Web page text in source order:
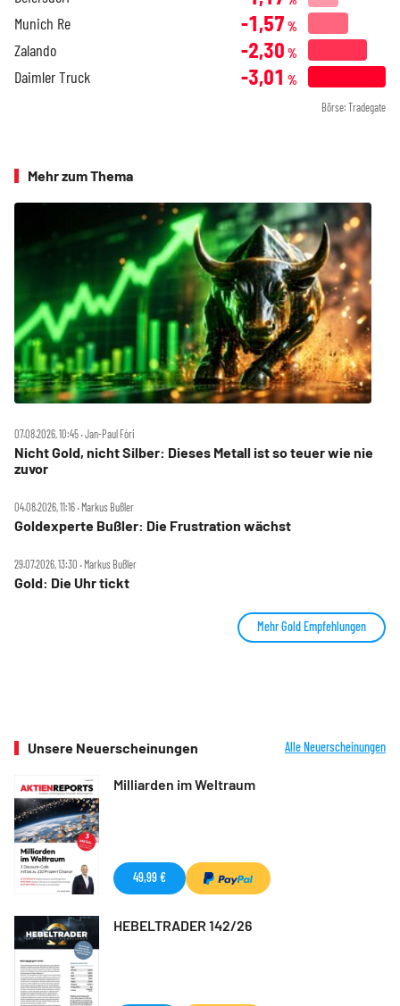
Munich Re -1,57 %
Zalando -2,30 %
Daimler Truck -3,01 %
Börse: Tradegate
Mehr zum Thema
07.08.2026, 10:45 ‧ Jan-Paul Fóri
Nicht Gold, nicht Silber: Dieses Metall ist so teuer wie nie
zuvor
04.08.2026, 11:16 ‧ Markus Bußler
Goldexperte Bußler: Die Frustration wächst
29.07.2026, 13:30 ‧ Markus Bußler
Gold: Die Uhr tickt
Mehr Gold Empfehlungen
Unsere Neuerscheinungen Alle Neuerscheinungen
Milliarden im Weltraum
49,99 €
HEBELTRADER 142/26